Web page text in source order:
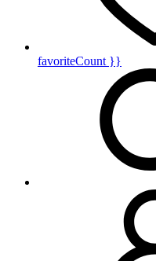
favoriteCount }}